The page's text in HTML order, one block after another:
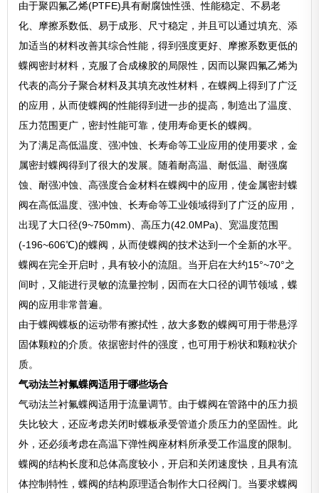
由于聚四氟乙烯(PTFE)具有耐腐蚀性强、性能稳定、不易老
化、摩擦系数低、易于成形、尺寸稳定，并且可以通过填充、添
加适当的材料改善其综合性能，得到强度更好、摩擦系数更低的
蝶阀密封材料，克服了合成橡胶的局限性，因而以聚四氟乙烯为
代表的高分子聚合材料及其填充改性材料，在蝶阀上得到了广泛
的应用，从而使蝶阀的性能得到进一步的提高，制造出了温度、
压力范围更广，密封性能可靠，使用寿命更长的蝶阀。
为了满足高低温度、强冲蚀、长寿命等工业应用的使用要求，金
属密封蝶阀得到了很大的发展。随着耐高温、耐低温、耐强腐
蚀、耐强冲蚀、高强度合金材料在蝶阀中的应用，使金属密封蝶
阀在高低温度、强冲蚀、长寿命等工业领域得到了广泛的应用，
出现了大口径(9~750mm)、高压力(42.0MPa)、宽温度范围
(-196~606℃)的蝶阀，从而使蝶阀的技术达到一个全新的水平。
蝶阀在完全开启时，具有较小的流阻。当开启在大约15°~70°之
间时，又能进行灵敏的流量控制，因而在大口径的调节领域，蝶
阀的应用非常普遍。
由于蝶阀蝶板的运动带有擦拭性，故大多数的蝶阀可用于带悬浮
固体颗粒的介质。依据密封件的强度，也可用于粉状和颗粒状介
质。
气动法兰衬氟蝶阀适用于哪些场合
气动法兰衬氟蝶阀适用于流量调节。由于蝶阀在管路中的压力损
失比较大，还应考虑关闭时蝶板承受管道介质压力的坚固性。此
外，还必须考虑在高温下弹性阀座材料所承受工作温度的限制。
蝶阀的结构长度和总体高度较小，开启和关闭速度快，且具有流
体控制特性，蝶阀的结构原理适合制作大口径阀门。当要求蝶阀